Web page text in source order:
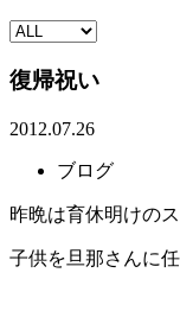
復帰祝い
2012.07.26
ブログ
昨晩は育休明けの
子供を旦那さんに